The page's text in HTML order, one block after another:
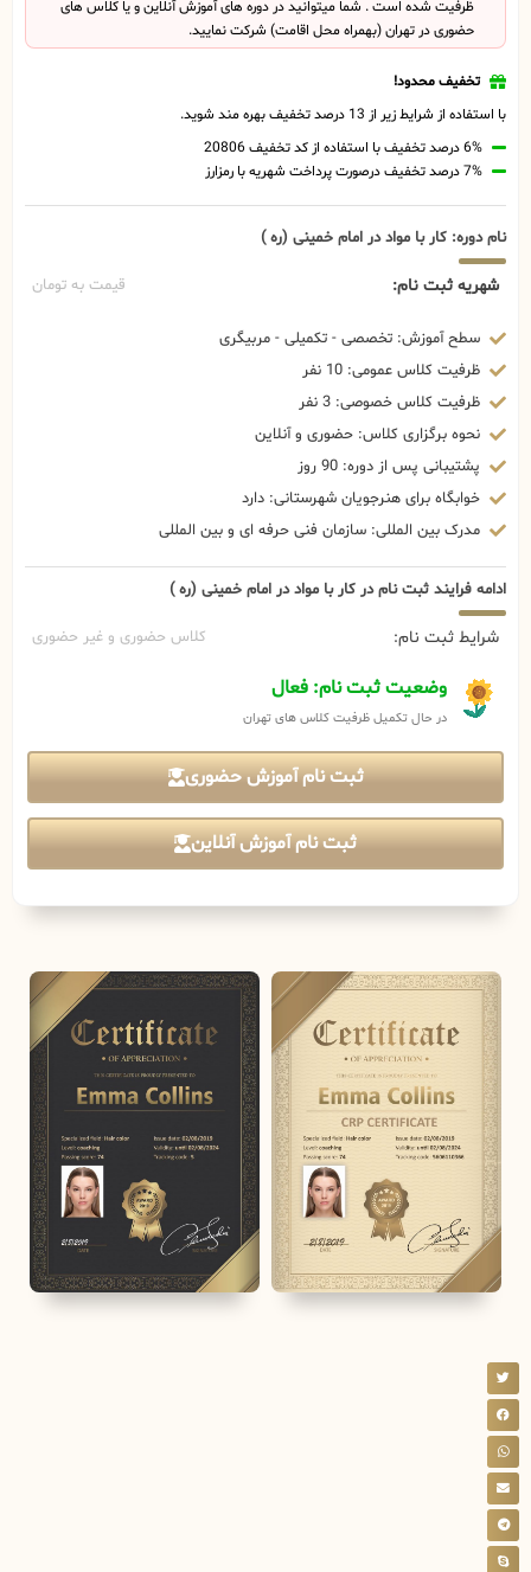
ظرفیت شده است . شما میتوانید در دوره های آموزش آنلاین و یا کلاس های
حضوری در تهران (بهمراه محل اقامت) شرکت نمایید.
تخفیف محدود!
با استفاده از شرایط زیر از 13 درصد تخفیف بهره مند شوید.
6% درصد تخفیف با استفاده از کد تخفیف 20806
7% درصد تخفیف درصورت پرداخت شهریه با رمزارز
نام دوره: کار با مواد در امام خمینی (ره )
شهریه ثبت نام: قیمت به تومان
سطح آموزش: تخصصی - تکمیلی - مربیگری
ظرفیت کلاس عمومی: 10 نفر
ظرفیت کلاس خصوصی: 3 نفر
نحوه برگزاری کلاس: حضوری و آنلاین
پشتیبانی پس از دوره: 90 روز
خوابگاه برای هنرجویان شهرستانی: دارد
مدرک بین المللی: سازمان فنی حرفه ای و بین المللی
ادامه فرایند ثبت نام در کار با مواد در امام خمینی (ره )
شرایط ثبت نام: کلاس حضوری و غیر حضوری
وضعیت ثبت نام: فعال
در حال تکمیل ظرفیت کلاس های تهران
ثبت نام آموزش حضوری
ثبت نام آموزش آنلاین